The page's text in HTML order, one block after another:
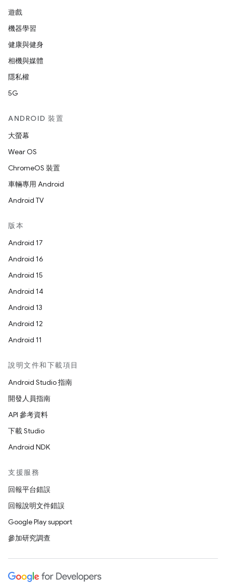
遊戲
機器學習
健康與健身
相機與媒體
隱私權
5G
ANDROID 裝置
大螢幕
Wear OS
ChromeOS 裝置
車輛專用 Android
Android TV
版本
Android 17
Android 16
Android 15
Android 14
Android 13
Android 12
Android 11
說明文件和下載項目
Android Studio 指南
開發人員指南
API 參考資料
下載 Studio
Android NDK
支援服務
回報平台錯誤
回報說明文件錯誤
Google Play support
參加研究調查